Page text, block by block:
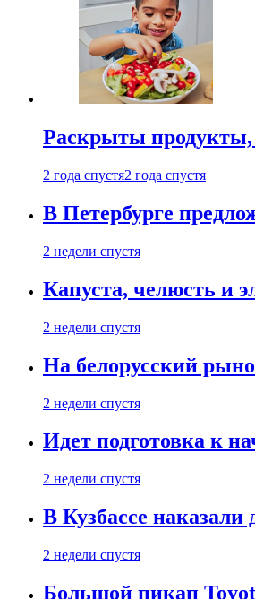
Раскрыты продукты,
2 года спустя2 года спустя
В Петербурге
2 недели спустя
Капуста, челюсть и
2 недели спустя
На белорусский
2 недели спустя
Идет подготовка к
2 недели спустя
В Кузбассе
2 недели спустя
Большой пикап